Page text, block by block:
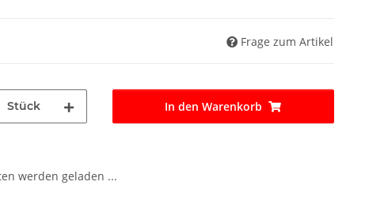
Frage zum Artikel
Stück In den Warenkorb
werden geladen ...